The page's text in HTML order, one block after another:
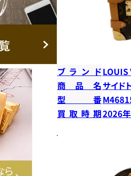
ブランドLOUIS
商品名 サイド
型番
買取時期2026